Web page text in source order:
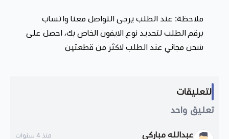
ملاحظة: عند الطلب يرجى التواصل معنا واتساب
برقم الطلب لتحديد نوع الايفون الخاص بك، احصل على
شحن مجاني عند الطلب لاكثر من قطعتين
التعليقات
تعليق واحد
عبدالله مباركي منذ 4 سنوات